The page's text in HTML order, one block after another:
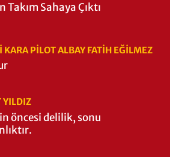
Takım Sahaya Çıktı
KARA PILOT ALBAY FATIH EĞİLMEZ
YILDIZ
öncesi delilik, sonu